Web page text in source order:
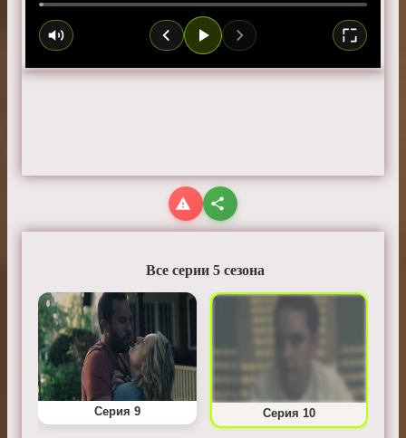
Все серии 5 сезона
Серия 9 Серия 10